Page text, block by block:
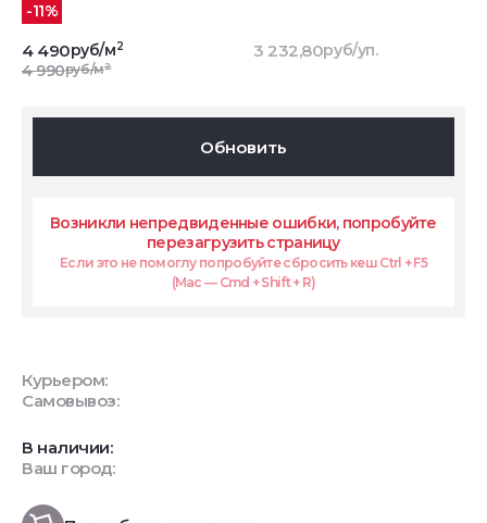
-11%
4 490руб/м2
4 990руб/м2
3 232,80руб/уп.
Обновить
Возникли непредвиденные ошибки, попробуйте
перезагрузить страницу
Если это не помоглу попробуйте сбросить кеш Ctrl + F5
(Mac — Cmd + Shift + R)
Курьером:
Самовывоз:
В наличии:
Ваш город: